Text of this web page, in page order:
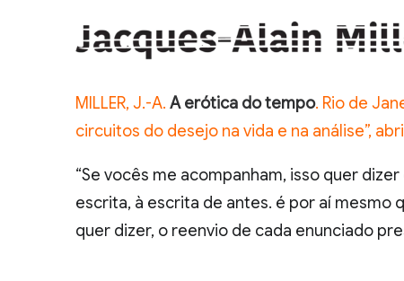
MILLER, J.-A. A erótica do tempo. Rio de
circuitos do desejo na vida e na análise”,
“Se vocês me acompanham, isso quer
escrita, à escrita de antes. é por aí mesmo
quer dizer, o reenvio de cada enunciado